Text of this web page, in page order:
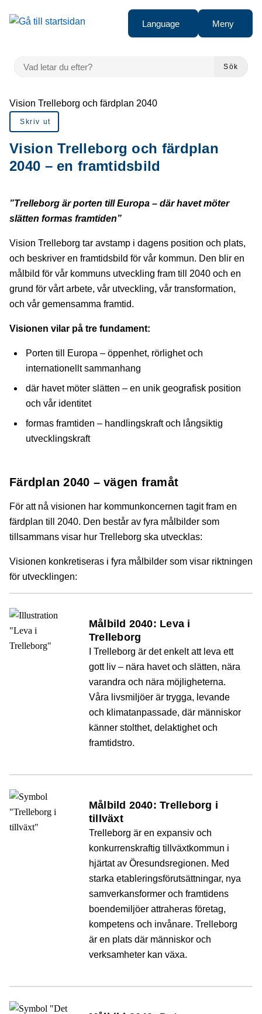
Gå till innehåll
till sidomeny
Language Meny
VAD LETAR DU EFTER?
Sök
Du är här:
Vision Trelleborg och färdplan 2040
Skriv ut
Vision Trelleborg och färdplan
2040 – en framtidsbild
”Trelleborg är porten till Europa – där havet möter
slätten formas framtiden”
Vision Trelleborg tar avstamp i dagens position och plats,
och beskriver en framtidsbild för vår kommun. Den blir en
målbild för vår kommuns utveckling fram till 2040 och en
grund för vårt arbete, vår utveckling, vår transformation,
och vår gemensamma framtid.
Visionen vilar på tre fundament:
Porten till Europa – öppenhet, rörlighet och
internationellt sammanhang
där havet möter slätten – en unik geografisk position
och vår identitet
formas framtiden – handlingskraft och långsiktig
utvecklingskraft
Färdplan 2040 – vägen framåt
För att nå visionen har kommunkoncernen tagit fram en
färdplan till 2040. Den består av fyra målbilder som
tillsammans visar hur Trelleborg ska utvecklas:
Visionen konkretiseras i fyra målbilder som visar riktningen
för utvecklingen:
Målbild 2040: Leva i
Trelleborg
I Trelleborg är det enkelt att leva ett
gott liv – nära havet och slätten, nära
varandra och nära möjligheterna.
Våra livsmiljöer är trygga, levande
och klimatanpassade, där människor
känner stolthet, delaktighet och
framtidstro.
Målbild 2040: Trelleborg i
tillväxt
Trelleborg är en expansiv och
konkurrenskraftig tillväxtkommun i
hjärtat av Öresundsregionen. Med
starka etableringsförutsättningar, nya
samverkansformer och framtidens
boendemiljöer attraheras företag,
kompetens och invånare. Trelleborg
är en plats där människor och
verksamheter kan växa.